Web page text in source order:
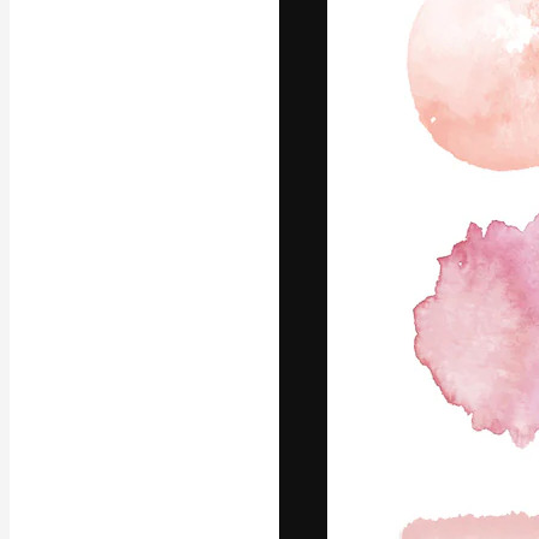
La piattaforma
migliori lavori.
creativi,
Copyright ©